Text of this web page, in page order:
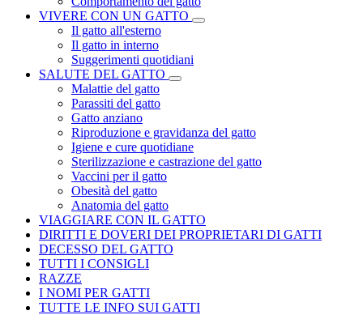
VIVERE CON UN GATTO
Il gatto all'esterno
Il gatto in interno
Suggerimenti quotidiani
SALUTE DEL GATTO
Malattie del gatto
Parassiti del gatto
Gatto anziano
Riproduzione e gravidanza del gatto
Igiene e cure quotidiane
Sterilizzazione e castrazione del gatto
Vaccini per il gatto
Obesità del gatto
Anatomia del gatto
VIAGGIARE CON IL GATTO
DIRITTI E DOVERI DEI PROPRIETARI DI GATTI
DECESSO DEL GATTO
TUTTI I CONSIGLI
RAZZE
I NOMI PER GATTI
TUTTE LE INFO SUI GATTI